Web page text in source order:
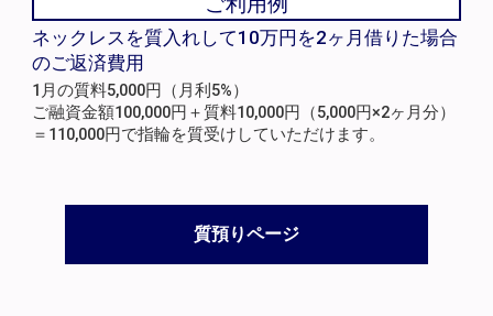
ネックレスを質入れして10万円を2ヶ月借りた場合
のご返済費用
1月の質料5,000円（月利5%）
ご融資金額100,000円＋質料10,000円（5,000円×2ヶ月分）
＝110,000円で指輪を質受けしていただけます。
質預りページ